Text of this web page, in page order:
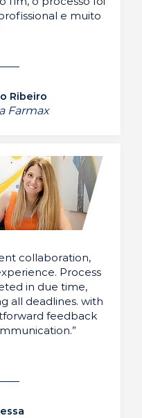
e muito
Ribeiro
Farmax
collaboration,
Process
in due time,
all deadlines. with
feedback